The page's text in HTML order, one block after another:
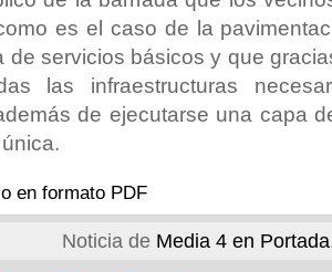
es el caso de la
de servicios básicos y que
las infraestructuras
de ejecutarse una capa
en formato PDF
Noticia de Media 4 en Portada